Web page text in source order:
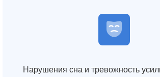
Нарушения сна и тревожность